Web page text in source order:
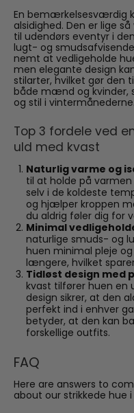
En bemærkelsesværdig
alsidighed. Den er lige
til udendørs eventyr i
lugt- og
nemt at vedligeholde
men elegante design
stilarter, hvilket gør
både mænd og kvinder,
og stil i vintermånederne.
Top 3 fordele ved
uld med kvast
Naturlig varme og
til at holde på
selv i de koldeste
og hjælper kroppen
du aldrig føler dig for
Minimal
naturlige smuds- og
huen minimal pleje
længere, hvilket
Tidløst design med
kvast tilfører huen en
design sikrer, at den
perfekt ind i enhver
betyder, at den kan
forskellige outfits.
FAQ
Here are answers to
about our strikkede hue